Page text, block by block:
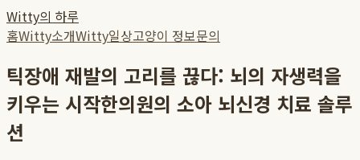
Witty의 하루
홈Witty소개Witty일상고양이 정보문의
틱장애 재발의 고리를 끊다: 뇌의 자생력을
키우는 시작한의원의 소아 뇌신경 치료 솔루
션